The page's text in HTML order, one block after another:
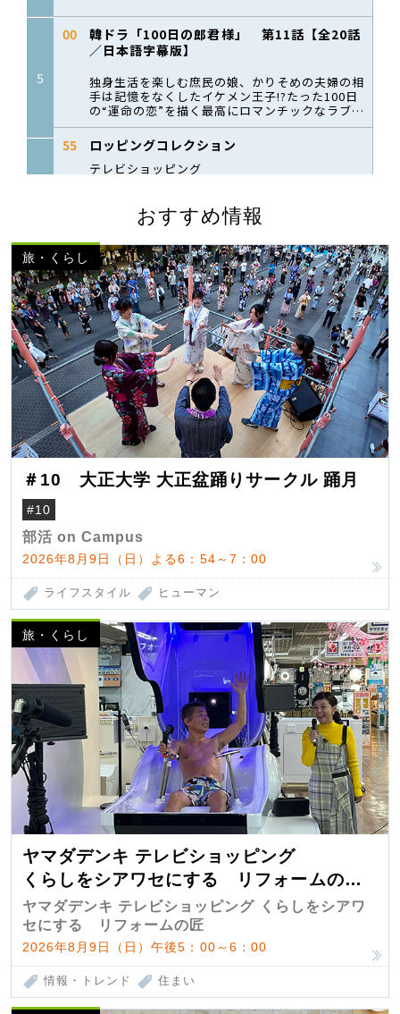
おすすめ情報
旅・くらし
＃10 大正大学 大正盆踊りサークル 踊月
#10
部活 on Campus
2026年8月9日（日）よる6：54～7：00
ライフスタイル ヒューマン
旅・くらし
ヤマダデンキ テレビショッピング
くらしをシアワセにする リフォームの
匠 第7弾
ヤマダデンキ テレビショッピング くらしをシアワ
セにする リフォームの匠
2026年8月9日（日）午後5：00～6：00
情報・トレンド 住まい